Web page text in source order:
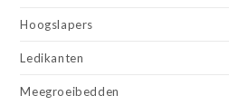
Hoogslapers
Ledikanten
Meegroeibedden